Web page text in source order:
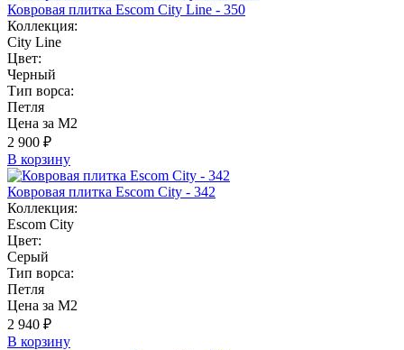
Ковровая плитка Escom City Line - 350
Коллекция:
City Line
Цвет:
Черный
Тип ворса:
Петля
Цена за М2
2 900 ₽
В корзину
Ковровая плитка Escom City - 342
Коллекция:
Escom City
Цвет:
Серый
Тип ворса:
Петля
Цена за М2
2 940 ₽
В корзину